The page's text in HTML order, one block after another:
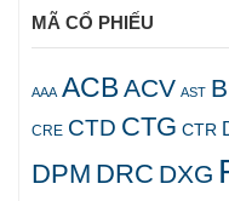
MÃ CỔ PHIẾU
AAA ACBACV AST
CRE CTD CTG CTR
DPM DRC DXG